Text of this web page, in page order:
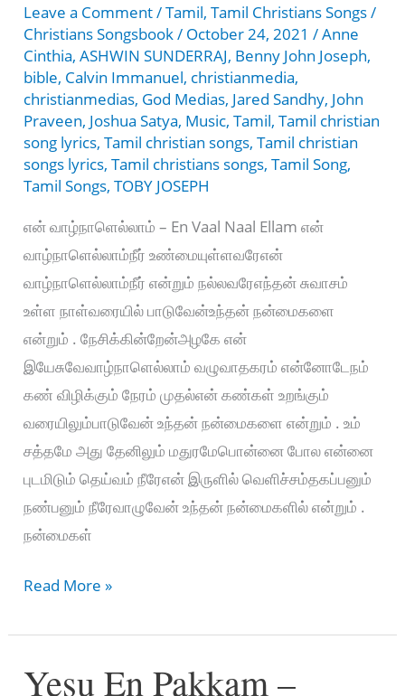
Leave a Comment/Tamil,Tamil Christians Songs/
Christians Songsbook/ October 24, 2021/Anne
Cinthia,ASHWIN SUNDERRAJ, Benny John Joseph,
bible, Calvin Immanuel, christianmedia,
christianmedias, God Medias, Jared Sandhy, John
Praveen, Joshua Satya, Music,Tamil,Tamil christian
song lyrics,Tamil christian songs,Tamil christian
songs lyrics,Tamil christians songs,Tamil Song,
Tamil Songs,TOBY JOSEPH
என் வாழ்நாளெல்லாம் – En Vaal Naal Ellam என்
வாழ்நாளெல்லாம்நீர் உண்மையுள்ளவரேஎன்
வாழ்நாளெல்லாம்நீர் என்றும் நல்லவரேஎந்தன் சுவாசம்
உள்ள நாள்வரையில் பாடுவேன்உந்தன் நன்மைகளை
என்றும் . நேசிக்கின்றேன்அழகே என்
இயேசுவேவாழ்நாளெல்லாம் வழுவாதகரம் என்னோடேநம்
கண் விழிக்கும் நேரம் முதல்என் கண்கள் உறங்கும்
வரையிலும்பாடுவேன் உந்தன் நன்மைகளை என்றும் . உம்
சத்தமே அது தேனிலும் மதுரமேபொன்னை போல என்னை
புடமிடும் தெய்வம் நீரேஎன் இருளில் வெளிச்சம்தகப்பனும்
நண்பனும் நீரேவாழுவேன் உந்தன் நன்மைகளில் என்றும் .
நன்மைகள்
என்
–
En
Read More »
Yesu En Pakkam –